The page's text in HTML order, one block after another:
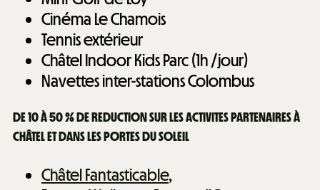
Cinéma Le Chamois
Tennis extérieur
Châtel Indoor Kids Parc (1h /jour)
Navettes inter-stations Colombus
DE 10 À 50 % DE REDUCTION SUR LES ACTIVITES PARTENAIRES À
CHÂTEL ET DANS LES PORTES DU SOLEIL
Châtel Fantasticable,